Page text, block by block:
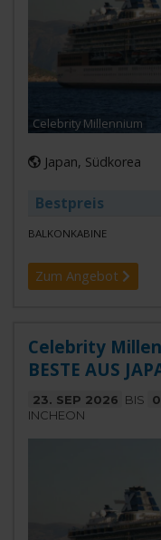
Celebrity Millennium
Japan, Südkorea
Bestpreis
BALKONKABINE
Zum Angebot
Celebrity
BESTE AUS
23. SEP 2026 BIS
INCHEON